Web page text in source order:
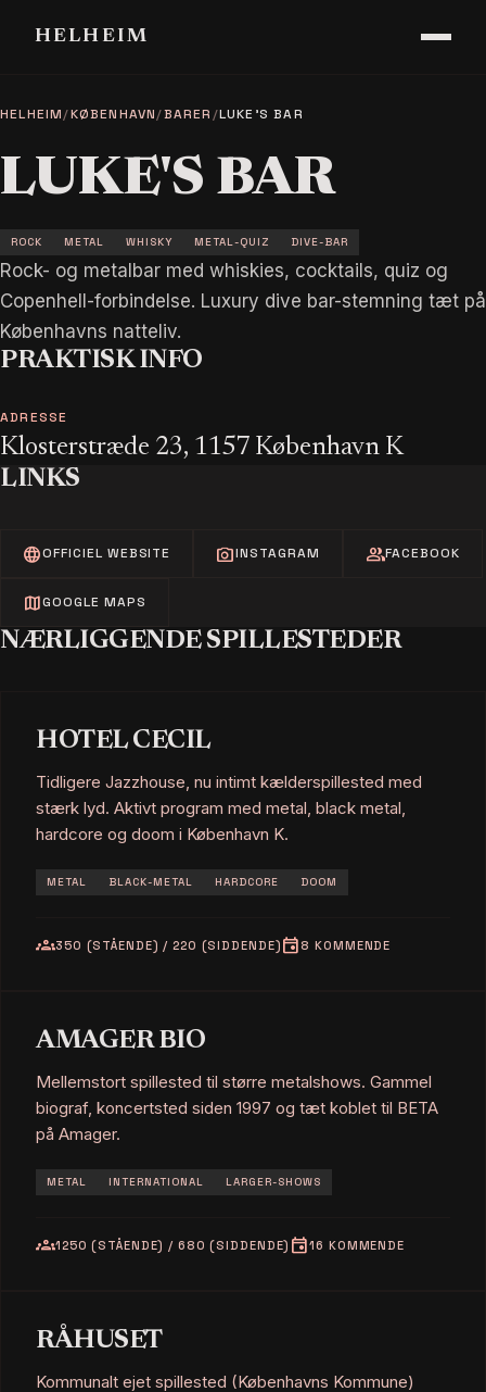
HELHEIM
HELHEIM/KØBENHAVN/BARER /LUKE'S BAR
LUKE'S BAR
ROCK METAL WHISKY METAL-QUIZ DIVE-BAR
Rock- og metalbar med whiskies, cocktails, quiz og
Copenhell-forbindelse. Luxury dive bar-stemning tæt på
Københavns natteliv.
PRAKTISK INFO
ADRESSE
Klosterstræde 23, 1157 København K
LINKS
languageOFFICIEL WEBSITE photo_cameraINSTAGRAM groupFACEBOOK
mapGOOGLE MAPS
NÆRLIGGENDE SPILLESTEDER
HOTEL CECIL
Tidligere Jazzhouse, nu intimt kælderspillested med
stærk lyd. Aktivt program med metal, black metal,
hardcore og doom i København K.
METAL BLACK-METAL HARDCORE DOOM
groups350 (STÅENDE) / 220 (SIDDENDE) event8 KOMMENDE
AMAGER BIO
Mellemstort spillested til større metalshows. Gammel
biograf, koncertsted siden 1997 og tæt koblet til BETA
på Amager.
METAL INTERNATIONAL LARGER-SHOWS
groups1250 (STÅENDE) / 680 (SIDDENDE) event16 KOMMENDE
RÅHUSET
Kommunalt ejet spillested (Københavns Kommune)